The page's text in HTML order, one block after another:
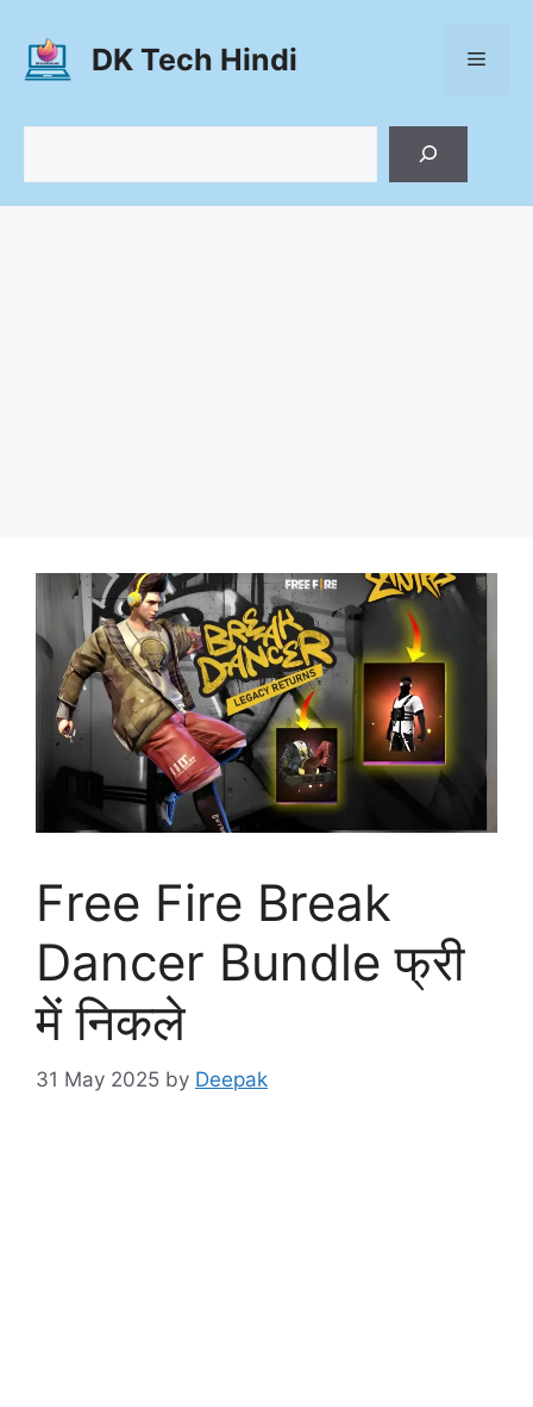
content
DK Tech Hindi Menu
Free Fire Break
Dancer Bundle फ्री
में निकले
31 May 2025 by Deepak